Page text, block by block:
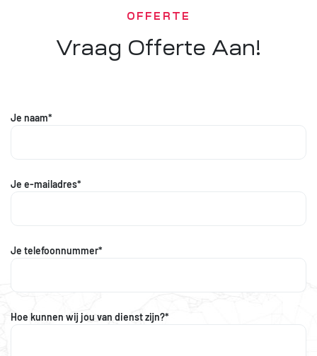
Vraag Offerte Aan!
OFFERTE
Je naam*
Je e-mailadres*
Je telefoonnummer*
Hoe kunnen wij jou van dienst zijn?*